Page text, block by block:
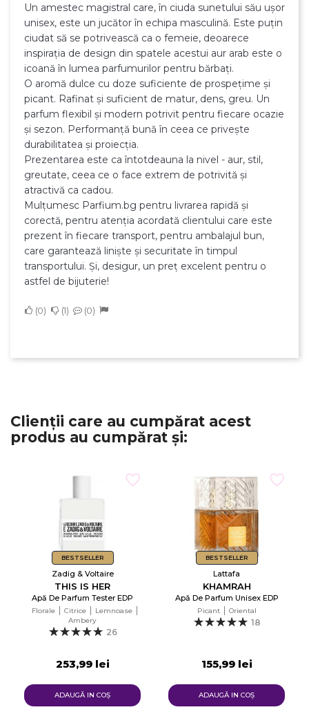
Un amestec magistral care, în ciuda sunetului său ușor
unisex, este un jucător în echipa masculină. Este puțin
ciudat să se potrivească ca o femeie, deoarece
inspirația de design din spatele acestui aur arab este o
icoană în lumea parfumurilor pentru bărbați.
O aromă dulce cu doze suficiente de prospețime și
picant. Rafinat și suficient de matur, dens, greu. Un
parfum flexibil și modern potrivit pentru fiecare ocazie
și sezon. Performanță bună în ceea ce privește
durabilitatea și proiecția.
Prezentarea este ca întotdeauna la nivel - aur, stil,
greutate, ceea ce o face extrem de potrivită și
atractivă ca cadou.
Mulțumesc Parfium.bg pentru livrarea rapidă și
corectă, pentru atenția acordată clientului care este
prezent în fiecare transport, pentru ambalajul bun,
care garantează liniște și securitate în timpul
transportului. Și, desigur, un preț excelent pentru o
astfel de bijuterie!
0 1 0
Clienții care au cumpărat acest
produs au cumpărat și:
BESTSELLER
Zadig & Voltaire
THIS IS HER
Apă De Parfum Tester EDP
Florale Citrice
Lemnoase
Ambery
26
253,99 lei
ADAUGĂ IN COŞ
BESTSELLER
Lattafa
KHAMRAH
Apă De Parfum Unisex EDP
Picant Oriental
18
155,99 lei
ADAUGĂ IN COŞ
Anuleaza
Creeaza o lista de dorinte